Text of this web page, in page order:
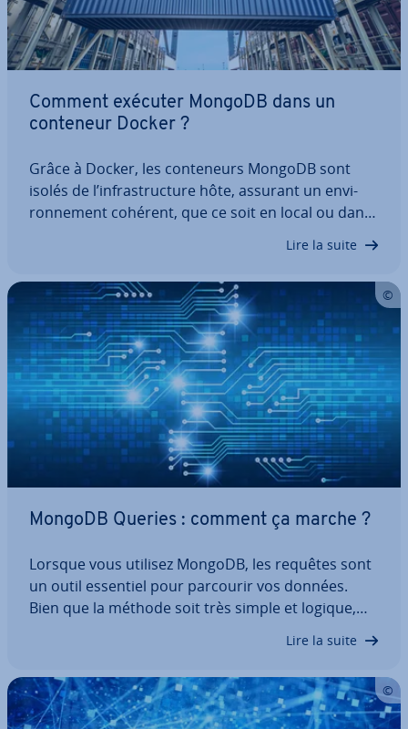
Comment exécuter MongoDB dans un
conteneur Docker ?
Grâce à Docker, les con­te­neurs MongoDB sont
isolés de l’in­fras­truc­ture hôte, assurant un en­vi­
ron­ne­ment cohérent, que ce soit en local ou dans
le Cloud. Les dé­ve­lop­peurs peuvent déployer ra­pi­
de­ment plusieurs instances, les con­fi­gu­rer selon
leurs besoins et les supprimer…
Lire la suite
MongoDB Queries : comment ça marche ?
Lorsque vous utilisez MongoDB, les requêtes sont
un outil essentiel pour parcourir vos données.
Bien que la méthode soit très simple et logique,
débutants. MongoDB Queries : découvrez notre
tutoriel complet pour com­prendre comment…
Lire la suite